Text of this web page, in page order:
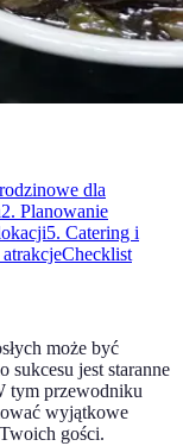
dla
2. Planowanie
5. Catering i
Checklist
może być
sukcesu jest staranne
tym przewodniku
wyjątkowe
gości.